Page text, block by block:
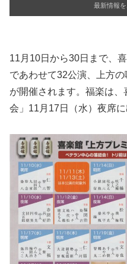
最新情報を
11月10日から30日まで、
であわせて32公演、上方
が開催されます。福楽は
会」11月17日（水）夜席に